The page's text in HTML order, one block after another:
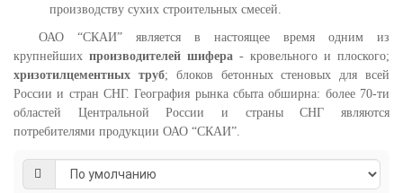
производству сухих строительных смесей.
ОАО “СКАИ” является в настоящее время одним из
крупнейших производителей шифера - кровельного и плоского;
хризотилцементных труб; блоков бетонных стеновых для всей
России и стран СНГ. География рынка сбыта обширна: более 70-ти
областей Центральной России и страны СНГ являются
потребителями продукции ОАО “СКАИ”.